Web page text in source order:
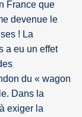
France que
devenue le
! La
a eu un effet
du « wagon
Dans la
exiger la